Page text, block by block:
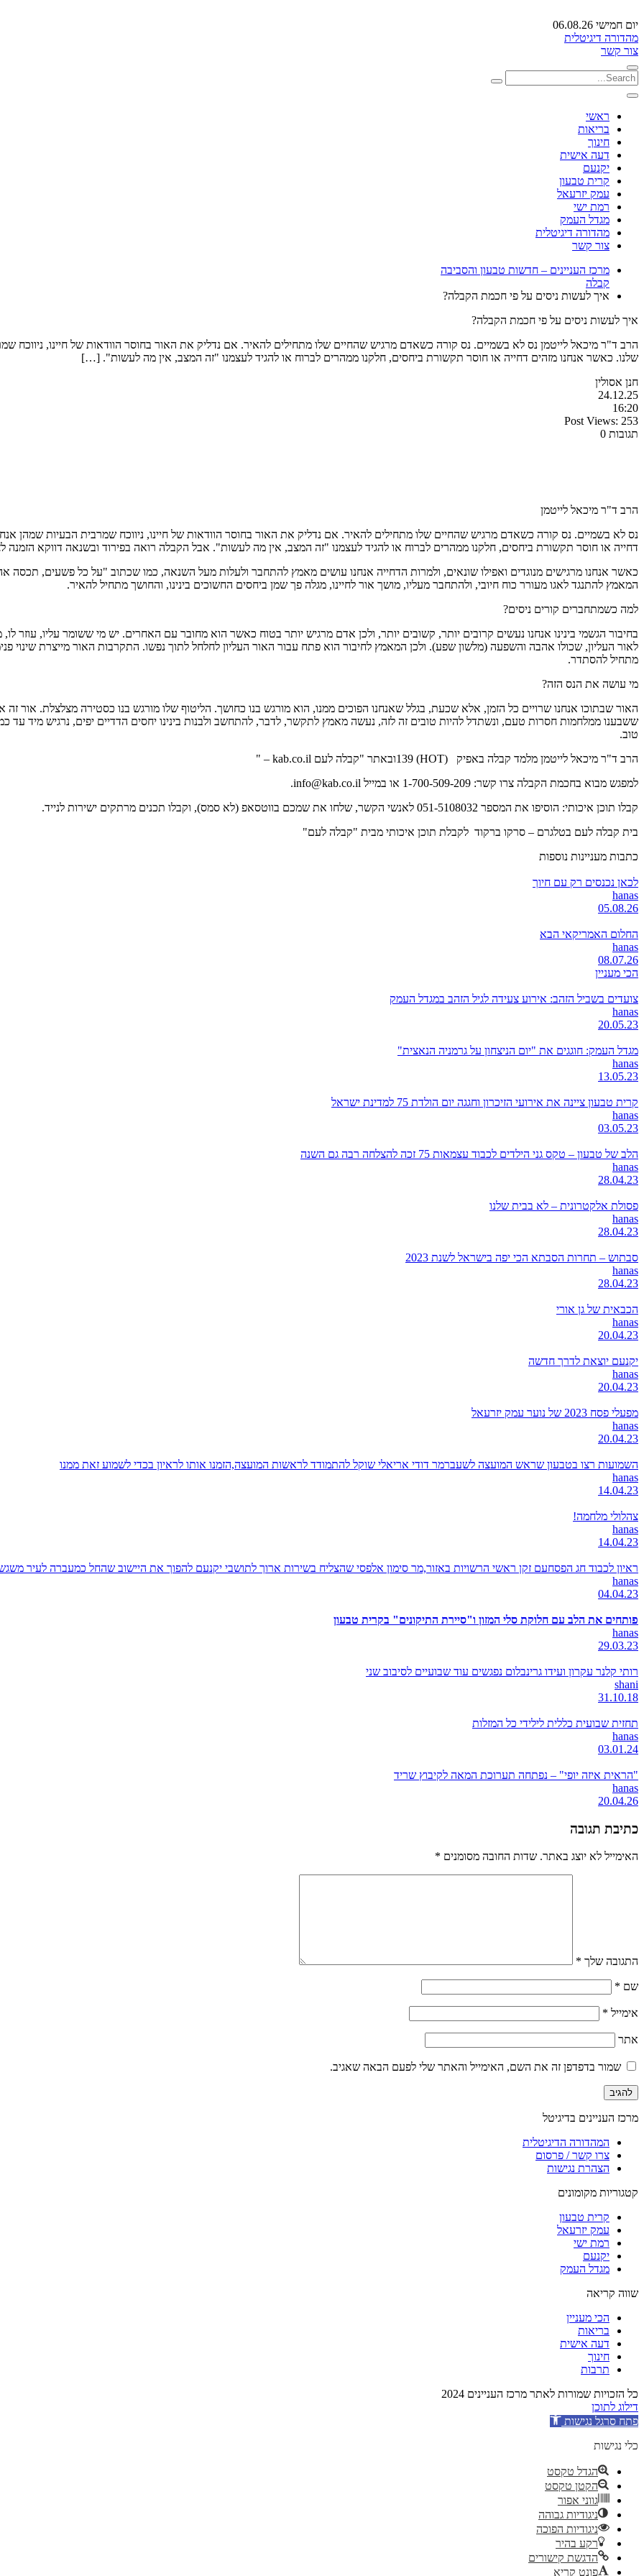
יום חמישי 06.08.26
מהדורה דיגיטלית
צור קשר
ראשי
בריאות
חינוך
דעה אישית
יקנעם
קרית טבעון
עמק יזרעאל
רמת ישי
מגדל העמק
מהדורה דיגיטלית
צור קשר
מרכז העניינים – חדשות טבעון והסביבה
קבלה
איך לעשות ניסים על פי חכמת הקבלה?
איך לעשות ניסים על פי חכמת הקבלה?
הרב ד"ר מיכאל לייטמן נס לא בשמיים. נס קורה כשאדם מרגיש שהחיים שלו מתחילים להאיר. אם נדליק את האור בחוסר הוודאות של חיינו, ניווכח
שלנו. כאשר אנחנו מזהים דחייה או חוסר תקשורת ביחסים, חלקנו ממהרים לברוח או להגיד לעצמנו "זה המצב, אין מה לעשות". […]
חנן אסולין
24.12.25
16:20
Post Views: 253
תגובות 0
הרב ד"ר מיכאל לייטמן
נס לא בשמיים. נס קורה כשאדם מרגיש שהחיים שלו מתחילים להאיר. אם נדליק את האור בחוסר הוודאות של חיינו, ניווכח שמרבית הבעיות שמהן
דחייה או חוסר תקשורת ביחסים, חלקנו ממהרים לברוח או להגיד לעצמנו "זה המצב, אין מה לעשות". אבל הקבלה רואה בפירוד ובשנאה דווקא הזמנה
כאשר אנחנו מרגישים מנוגדים ואפילו שונאים, ולמרות הדחייה אנחנו עושים מאמץ להתחבר ולעלות מעל השנאה, כמו שכתוב "על כל פשעים,
המאמץ להתנגד לאגו מעורר כוח חיובי, ולהתחבר מעליו, מושך אור לחיינו, מגלה פך שמן ביחסים החשוכים בינינו, והחושך מתחיל להאיר.
למה כשמתחברים קורים ניסים?
בחיבור הגשמי בינינו אנחנו נעשים קרובים יותר, קשובים יותר, ולכן אדם מרגיש יותר בטוח כאשר הוא מחובר עם האחרים. יש מי ששומר עליו, עוזר
לאור העליון, שכולו אהבה והשפעה (מלשון שפע). ולכן המאמץ לחיבור הוא פתח עבור האור העליון לחלחל לתוך נפשו. התקרבות האור מייצרת
מתחיל להסתדר.
מי עושה את הנס הזה?
האור שבתוכו אנחנו שרויים כל הזמן, אלא שכעת, בגלל שאנחנו הפוכים ממנו, הוא מורגש בנו כחושך. הליטוף שלו מורגש בנו כסטירה מצלצלת. אור
ששבענו ממלחמות חסרות טעם, ונשתדל להיות טובים זה לזה, נעשה מאמץ לתקשר, לדבר, להתחשב ולבנות בינינו יחסים הדדיים יפים, נרגיש מיד
טוב.
הרב ד"ר מיכאל לייטמן מלמד קבלה באפיק (HOT) 139ובאתר "קבלה לעם kab.co.il – "
למפגש מבוא בחכמת הקבלה צרו קשר: 1-700-509-209 או במייל info@kab.co.il.
קבלו תוכן איכותי: הוסיפו את המספר 051-5108032 לאנשי הקשר, שלחו את שמכם בווטסאפ (לא סמס), וקבלו תכנים מרתקים ישירות לנייד.
בית קבלה לעם בטלגרם – סרקו ברקוד לקבלת תוכן איכותי מבית "קבלה לעם"
כתבות מעניינות נוספות
לכאן נכנסים רק עם חיוך
hanas
05.08.26
החלום האמריקאי הבא
hanas
08.07.26
הכי מעניין
צועדים בשביל הזהב: אירוע צעידה לגיל הזהב במגדל העמק
hanas
20.05.23
מגדל העמק: חוגגים את "יום הניצחון על גרמניה הנאצית"
hanas
13.05.23
קרית טבעון ציינה את אירועי הזיכרון וחגגה יום הולדת 75 למדינת ישראל
hanas
03.05.23
הלב של טבעון – טקס גני הילדים לכבוד עצמאות 75 זכה להצלחה רבה גם השנה
hanas
28.04.23
פסולת אלקטרונית – לא בבית שלנו
hanas
28.04.23
סבתוש – תחרות הסבתא הכי יפה בישראל לשנת 2023
hanas
28.04.23
הכבאית של גן אורי
hanas
20.04.23
יקנעם יוצאת לדרך חדשה
hanas
20.04.23
מפעלי פסח 2023 של נוער עמק יזרעאל
hanas
20.04.23
השמועות רצו בטבעון שראש המועצה לשעברמר דודי אריאלי שוקל להתמודד לראשות המועצה,הזמנו אותו לראיון בכדי לשמוע זאת ממנו
hanas
14.04.23
צהלולי מלחמה!
hanas
14.04.23
ראיון לכבוד חג הפסחעם זקן ראשי הרשויות באזור,מר סימון אלפסי שהצליח בשירות ארוך לתושבי יקנעם להפוך את היישוב שהחל כמעברה לעיר
hanas
04.04.23
פותחים את הלב עם חלוקת סלי המזון ו"סיירת התיקונים" בקרית טבעון
hanas
29.03.23
רותי קלנר עקרון ועידו גרינבלום נפגשים עוד שבועיים לסיבוב שני
shani
31.10.18
תחזית שבועית כללית לילידי כל המזלות
hanas
03.01.24
"הראית איזה יופי" – נפתחה תערוכת המאה לקיבוץ שריד
hanas
20.04.26
כתיבת תגובה
האימייל לא יוצג באתר. שדות החובה מסומנים *
התגובה שלך *
שם *
אימייל *
אתר
שמור בדפדפן זה את השם, האימייל והאתר שלי לפעם הבאה שאגיב.
מרכז העניינים בדיגיטל
המהדורה הדיגיטלית
צרו קשר / פרסום
הצהרת נגישות
קטגוריות מקומונים
קרית טבעון
עמק יזרעאל
רמת ישי
יקנעם
מגדל העמק
שווה קריאה
הכי מעניין
בריאות
דעה אישית
חינוך
תרבות
כל הזכויות שמורות לאתר מרכז העניינים 2024
דילוג לתוכן
פתח סרגל נגישות
כלי נגישות
הגדל טקסט
הקטן טקסט
גווני אפור
ניגודיות גבוהה
ניגודיות הפוכה
רקע בהיר
הדגשת קישורים
פונט קריא